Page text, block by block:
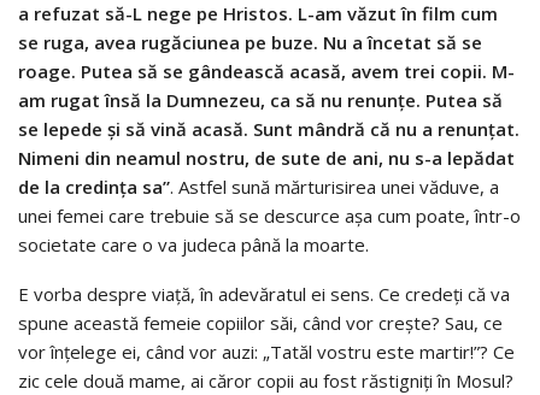
a refuzat să-L nege pe Hristos. L-am văzut în film cum
se ruga, avea rugăciunea pe buze. Nu a încetat să se
roage. Putea să se gândească acasă, avem trei copii. M-
am rugat însă la Dumnezeu, ca să nu renunțe. Putea să
se lepede și să vină acasă. Sunt mândră că nu a renunțat.
Nimeni din neamul nostru, de sute de ani, nu s-a lepădat
de la credința sa”. Astfel sună mărturisirea unei văduve, a
unei femei care trebuie să se descurce așa cum poate, într-o
societate care o va judeca până la moarte.
E vorba despre viață, în adevăratul ei sens. Ce credeți că va
spune această femeie copiilor săi, când vor crește? Sau, ce
vor înțelege ei, când vor auzi: „Tatăl vostru este martir!”? Ce
zic cele două mame, ai căror copii au fost răstigniți în Mosul?